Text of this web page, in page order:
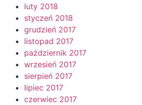
luty 2018
styczeń 2018
grudzień 2017
listopad 2017
październik 2017
wrzesień 2017
sierpień 2017
lipiec 2017
czerwiec 2017